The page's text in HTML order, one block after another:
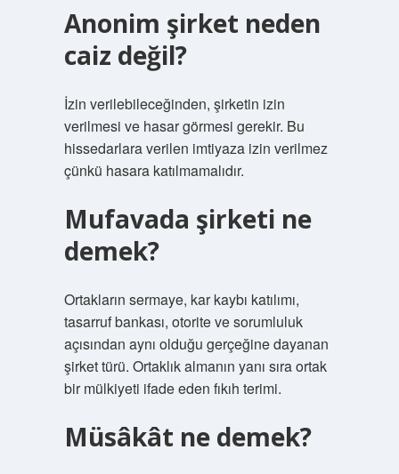
Anonim şirket neden
caiz değil?
İzin verilebileceğinden, şirketin izin
verilmesi ve hasar görmesi gerekir. Bu
hissedarlara verilen imtiyaza izin verilmez
çünkü hasara katılmamalıdır.
Mufavada şirketi ne
demek?
Ortakların sermaye, kar kaybı katılımı,
tasarruf bankası, otorite ve sorumluluk
açısından aynı olduğu gerçeğine dayanan
şirket türü. Ortaklık almanın yanı sıra ortak
bir mülkiyeti ifade eden fıkıh terimi.
Müsâkât ne demek?